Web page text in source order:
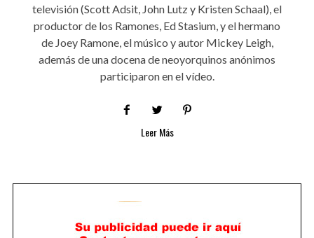
televisión (Scott Adsit, John Lutz y Kristen Schaal), el
productor de los Ramones, Ed Stasium, y el hermano
de Joey Ramone, el músico y autor Mickey Leigh,
además de una docena de neoyorquinos anónimos
participaron en el vídeo.
Leer Más